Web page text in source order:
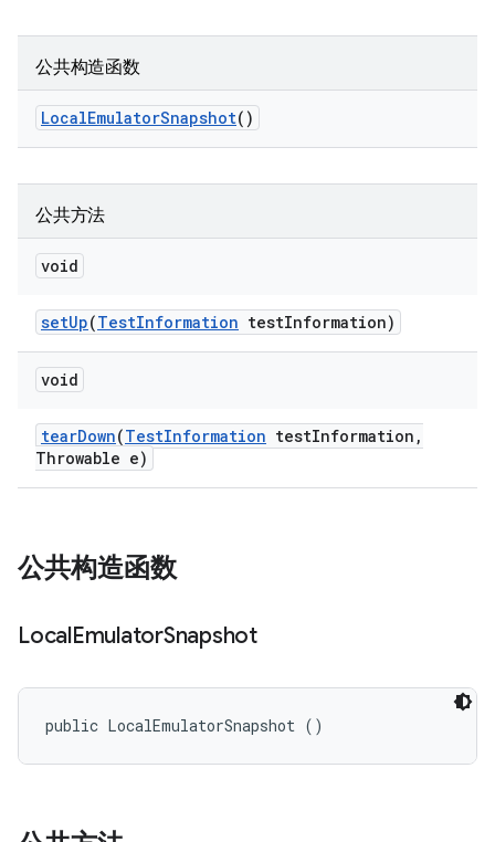
公共构造函数
LocalEmulatorSnapshot()
公共方法
void
setUp(TestInformation testInformation)
void
tearDown(TestInformation testInformation ,
Throwable e)
公共构造函数
LocalEmulatorSnapshot
public LocalEmulatorSnapshot ()